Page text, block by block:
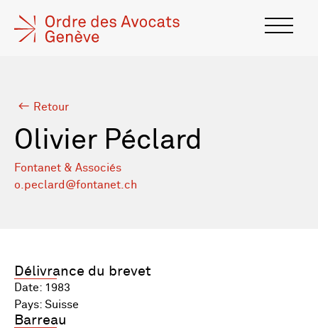
Retour
Olivier Péclard
Fontanet & Associés
o.peclard@fontanet.ch
Délivrance du brevet
Date: 1983
Pays: Suisse
Barreau